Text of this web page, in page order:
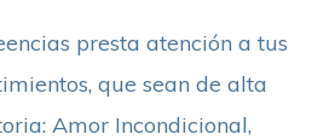
presta atención a tus
que sean de alta
Amor Incondicional,